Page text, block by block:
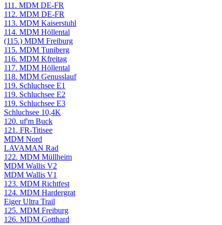
111. MDM DE-FR
112. MDM DE-FR
113. MDM Kaiserstuhl
114. MDM Höllental
(115.) MDM Freiburg
115. MDM Tuniberg
116. MDM Kfreitag
117. MDM Höllental
118. MDM Genusslauf
119. Schluchsee E1
119. Schluchsee E2
119. Schluchsee E3
Schluchsee 10,4K
120. uf'm Buck
121. FR-Titisee
MDM Nord
LAVAMAN Rad
122. MDM Müllheim
MDM Wallis V2
MDM Wallis V1
123. MDM Richtfest
124. MDM Hardergrat
Eiger Ultra Trail
125. MDM Freiburg
126. MDM Gotthard